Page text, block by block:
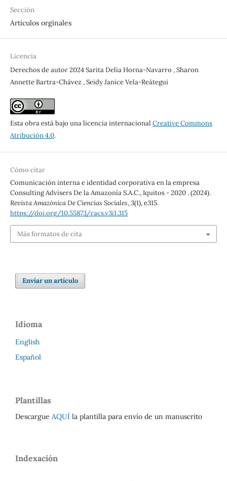
Sección
Artículos orginales
Licencia
Derechos de autor 2024 Sarita Delia Horna-Navarro , Sharon
Annette Bartra-Chávez , Seidy Janice Vela-Reátegui
Esta obra está bajo una licencia internacional Creative Commons
Atribución 4.0.
Cómo citar
Comunicación interna e identidad corporativa en la empresa
Consulting Advisers De la Amazonía S.A.C., Iquitos - 2020 . (2024).
Revista Amazónica De Ciencias Sociales,3(1), e315.
https://doi.org/10.55873/racs.v3i1.315
Más formatos de cita
Enviar un artículo
Idioma
English
Español
Plantillas
Descargue AQUÍ la plantilla para envío de un manuscrito
Indexación